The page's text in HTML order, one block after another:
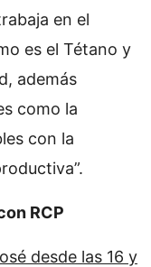
en el
es el Tétano y
además
como la
con la
RCP
desde las 16 y